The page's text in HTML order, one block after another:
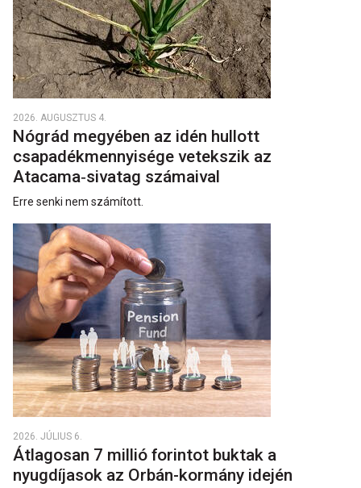
2026. AUGUSZTUS 4.
Nógrád megyében az idén hullott
csapadékmennyisége vetekszik az
Atacama‑sivatag számaival
Erre senki nem számított.
2026. JÚLIUS 6.
Átlagosan 7 millió forintot buktak a
nyugdíjasok az Orbán-kormány idején